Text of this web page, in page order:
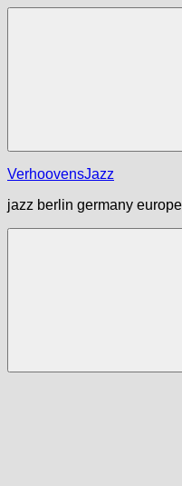
Zum
VerhoovensJazz
jazz berlin germany